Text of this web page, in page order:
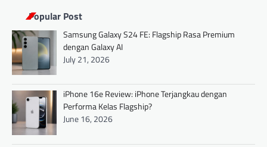
Popular Post
Samsung Galaxy S24 FE: Flagship Rasa Premium
dengan Galaxy AI
July 21, 2026
iPhone 16e Review: iPhone Terjangkau dengan
Performa Kelas Flagship?
June 16, 2026